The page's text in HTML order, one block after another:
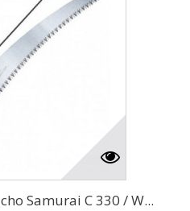
Samurai C 330 / W...